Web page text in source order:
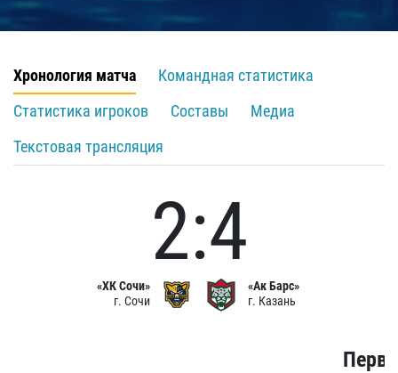
Хронология матча
Командная статистика
Статистика игроков
Составы
Медиа
Текстовая трансляция
«ХК Сочи»
г. Сочи
2:4
«Ак Барс»
г. Казань